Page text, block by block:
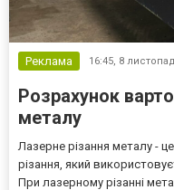
Реклама 16:45, 8
Розрахунок
металу
Лазерне різання металу -
різання, який
При лазерному різанні